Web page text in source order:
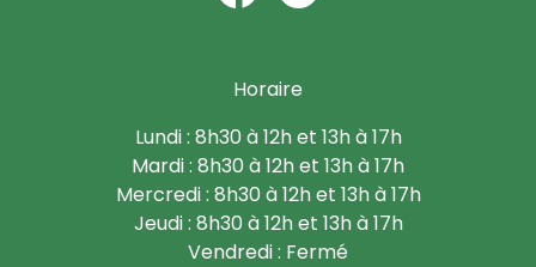
Horaire
Lundi : 8h30 à 12h et 13h à 17h
Mardi : 8h30 à 12h et 13h à 17h
Mercredi : 8h30 à 12h et 13h à 17h
Jeudi : 8h30 à 12h et 13h à 17h
Vendredi : Fermé